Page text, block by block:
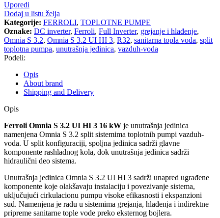
Uporedi
Dodaj u listu želja
Kategorije: FERROLI, TOPLOTNE PUMPE
Oznake: DC inverter, Ferroli, Full Inverter, grejanje i hlađenje,
Omnia S 3.2, Omnia S 3.2 UI HI 3, R32, sanitarna topla voda, split
toplotna pumpa, unutrašnja jedinica, vazduh-voda
Podeli:
Opis
About brand
Shipping and Delivery
Opis
Ferroli Omnia S 3.2 UI HI 3 16 kW je unutrašnja jedinica
namenjena Omnia S 3.2 split sistemima toplotnih pumpi vazduh-
voda. U split konfiguraciji, spoljna jedinica sadrži glavne
komponente rashladnog kola, dok unutrašnja jedinica sadrži
hidraulični deo sistema.
Unutrašnja jedinica Omnia S 3.2 UI HI 3 sadrži unapred ugrađene
komponente koje olakšavaju instalaciju i povezivanje sistema,
uključujući cirkulacionu pumpu visoke efikasnosti i ekspanzioni
sud. Namenjena je radu u sistemima grejanja, hlađenja i indirektne
pripreme sanitarne tople vode preko eksternog bojlera.